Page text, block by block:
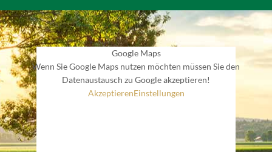
Google Maps
Wenn Sie Google Maps nutzen möchten müssen Sie den
Datenaustausch zu Google akzeptieren!
AkzeptierenEinstellungen